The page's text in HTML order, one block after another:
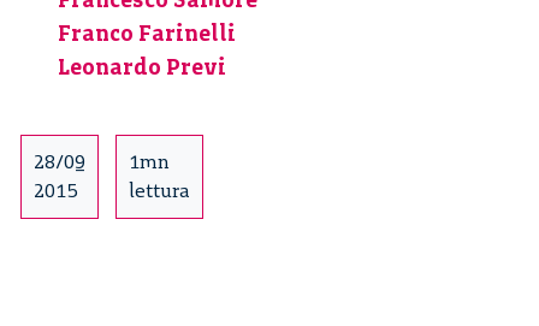
Franco Farinelli
Leonardo Previ
28/09
2015
1mn
lettura